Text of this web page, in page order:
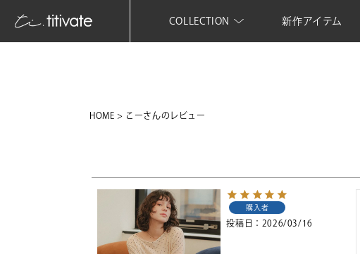
COLLECTION 新作アイテム
HOME こーさんのレビュー
購入者
投稿日 2026/03/16